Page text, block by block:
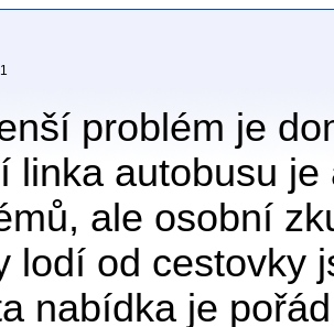
problém je
linka autobusu
ale osobní
lodí od cestovky
nabídka je